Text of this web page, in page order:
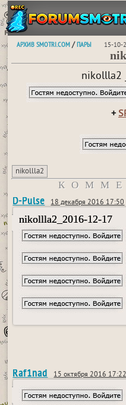
АРХИВ SMOTRI.COM /ПАРЫ 15-10-
nikollla2
+
nikollla2
D-Pulse 18 декабря 2016 17:50
nikollla2_2016-12-17
Raf1nad 15 октября 2016